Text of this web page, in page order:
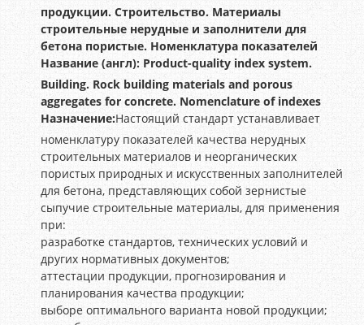
продукции. Строительство. Материалы
строительные нерудные и заполнители для
бетона пористые. Номенклатура показателей
Название (англ): Product-quality index system.
Building. Rock building materials and porous
aggregates for concrete. Nomenclature of indexes
Назначение:Настоящий стандарт устанавливает
номенклатуру показателей качества нерудных
строительных материалов и неорганических
пористых природных и искусственных заполнителей
для бетона, представляющих собой зернистые
сыпучие строительные материалы, для применения
при:
разработке стандартов, технических условий и
других нормативных документов;
аттестации продукции, прогнозирования и
планирования качества продукции;
выборе оптимального варианта новой продукции;